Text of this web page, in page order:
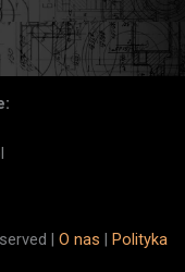
| O nas | Polityka